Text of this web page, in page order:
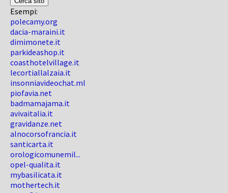
Esempi:
polecamy.org
dacia-maraini.it
dimimonete.it
parkideashop.it
coasthotelvillage.it
lecortiallalzaia.it
insonniavideochat.ml
piofavia.net
badmamajama.it
avivaitalia.it
gravidanze.net
alnocorsofrancia.it
santicarta.it
orologicomunemil...
opel-qualita.it
mybasilicata.it
mothertech.it